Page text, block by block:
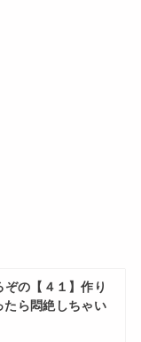
の【４１】作り
ら悶絶しちゃい